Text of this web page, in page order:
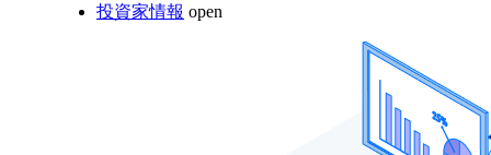
投資家情報 open